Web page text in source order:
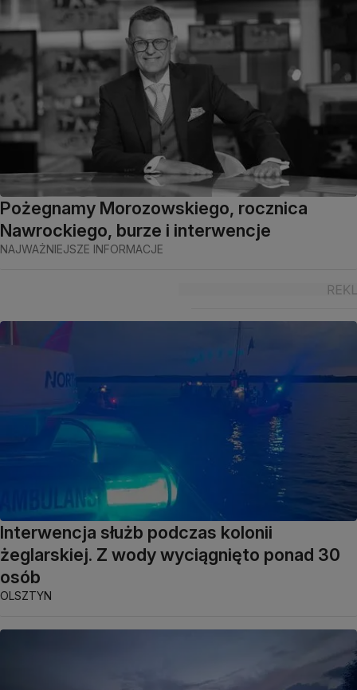
Pożegnamy Morozowskiego, rocznica
Nawrockiego, burze i interwencje
NAJWAŻNIEJSZE INFORMACJE
Interwencja służb podczas kolonii
żeglarskiej. Z wody wyciągnięto ponad 30
osób
OLSZTYN